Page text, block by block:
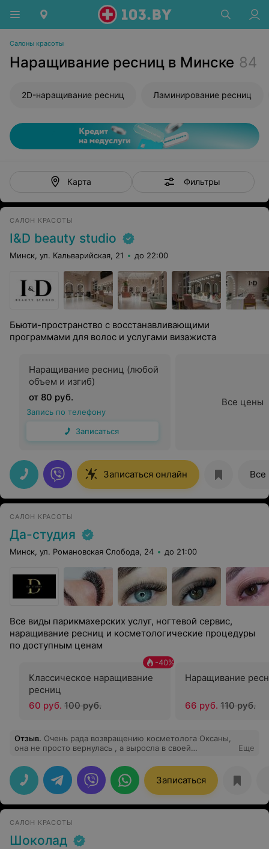
Салоны красоты
Наращивание ресниц в Минске 84
2D-наращивание ресниц Ламинирование ресниц
Карта Фильтры
САЛОН КРАСОТЫ
I&D beauty studio
Минск, ул. Кальварийская, 21 до 22:00
Бьюти-пространство с восстанавливающими
программами для волос и услугами визажиста
Наращивание ресниц (любой
объем и изгиб)
от 80 руб.
Запись по телефону
Записаться
Все цены
Записаться онлайн
САЛОН КРАСОТЫ
Да-студия
Минск, ул. Романовская Слобода, 24 до 21:00
Все виды парикмахерских услуг, ногтевой сервис,
наращивание ресниц и косметологические процедуры
по доступным ценам
Классическое наращивание
ресниц
-40%
60 руб. 100 руб.
Наращивание
66 руб. 110 руб.
Отзыв. Очень рада возвращению косметолога Оксаны,
она не просто вернулась , а выросла в своей
все новинки в косметологии, идёт в ногу со временем.
При этом имеет к каждому индивидуальный подход,
очень внимательный и грамотный специалист. Мне 41,
дочери 21 мы обе в восторге . Рекомендую всем.
Еще
Записаться
САЛОН КРАСОТЫ
Шоколад